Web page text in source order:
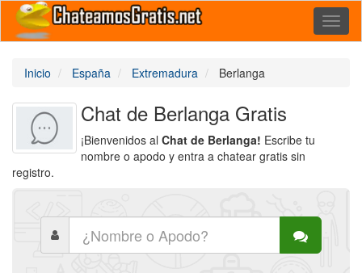
Inicio España Extremadura Berlanga
Chat de Berlanga Gratis
¡Bienvenidos al Chat de Berlanga! Escribe tu
nombre o apodo y entra a chatear gratis sin
registro.